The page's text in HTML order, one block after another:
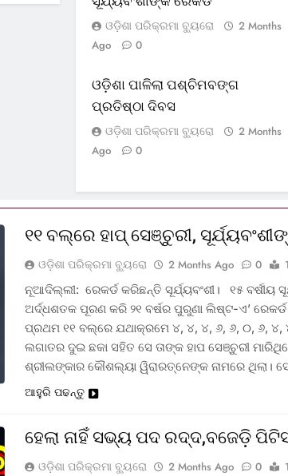
ଓଡ଼ିଶା ପରିକ୍ରମା ବ୍ୟୁରୋ
2 Months
Ago
0
ଓଡ଼ିଶା ପାଳିଲା ପଶ୍ଚିମବଙ୍ଗ
ପ୍ରତିଷ୍ଠା ଦିବସ
ଓଡ଼ିଶା ପରିକ୍ରମା ବ୍ୟୁରୋ
2 Months
Ago
0
୧୧ ବଲ୍‌ରେ ହାପ୍ ସେଞ୍ଚୁରୀ,
ଓଡ଼ିଶା ପରିକ୍ରମା ବ୍ୟୁରୋ 2 Months Ago 0
ନୂଆଦିଲ୍ଲୀ: ରେକର୍ଡ କରିଛନ୍ତି ସୂର୍ଯ୍ୟବଂଶୀ। ୧୫ ବର୍ଷୀୟ
ଅର୍ଦ୍ଧଶତକ ପୂରଣ କରି ୨୧ ବର୍ଷର ପୁରୁଣା ଲିଷ୍ଟ-ଏ’
ପ୍ରଥମ ୧୧ ବଲ୍‌ରେ ଯଥାକ୍ରମେ ୪, ୪, ୪, ୬, ୬, ୦, ୬,
ଲଗାତର ଦୁଇ ଛକା ସହିତ ସେ ତାଙ୍କ ହାପ ସେଞ୍ଚୁରୀ
ଶ୍ରୀଲଙ୍କାର କୌଶଲ୍ୟା ୱିରାରତ୍ନେଙ୍କ ନାମରେ ଥିଲା।
ଆହୁରି ପଢନ୍ତୁ
ହେଲା ନାହିଁ ସଭ୍ୟ ପଦ ରଦ୍ଦ,ବଜେଡ଼ି
ଓଡ଼ିଶା ପରିକ୍ରମା ବ୍ୟୁରୋ 2 Months Ago 0